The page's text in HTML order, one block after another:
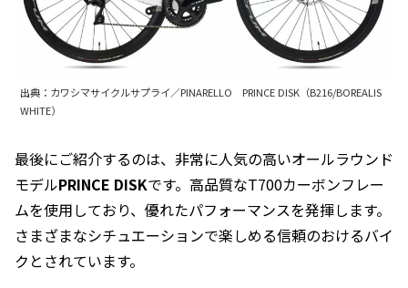
出典：カワシマサイクルサプライ／PINARELLO PRINCE DISK（B216/BOREALIS
WHITE）
最後にご紹介するのは、非常に人気の高いオールラウンド
モデルPRINCE DISKです。高品質なT700カーボンフレー
ムを使用しており、優れたパフォーマンスを発揮します。
さまざまなシチュエーションで楽しめる信頼のおけるバイ
クとされています。